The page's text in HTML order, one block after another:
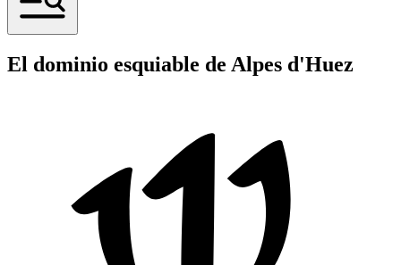
El dominio esquiable de Alpes d'Huez